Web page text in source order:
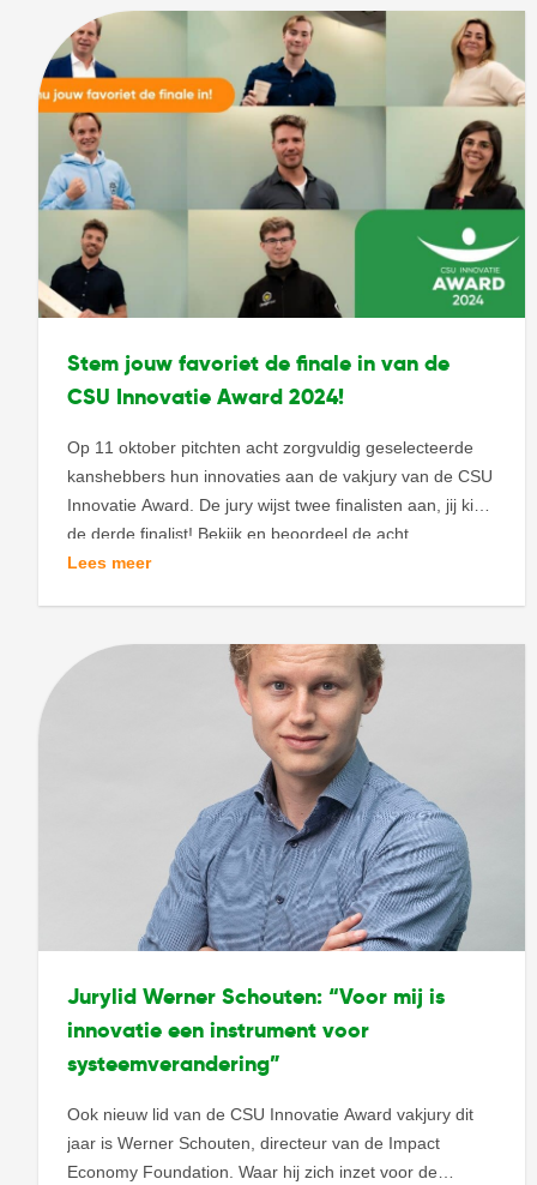
bij een flinke groep vakmensen, […]
Stem jouw favoriet de finale in van de
CSU Innovatie Award 2024!
Op 11 oktober pitchten acht zorgvuldig geselecteerde
kanshebbers hun innovaties aan de vakjury van de CSU
Innovatie Award. De jury wijst twee finalisten aan, jij kiest
de derde finalist! Bekijk en beoordeel de acht
ideeën voor een schonere, gezondere en duurzame
Lees meer
Jurylid Werner Schouten: “Voor mij is
innovatie een instrument voor
systeemverandering”
Ook nieuw lid van de CSU Innovatie Award vakjury dit
jaar is Werner Schouten, directeur van de Impact
Economy Foundation. Waar hij zich inzet voor de